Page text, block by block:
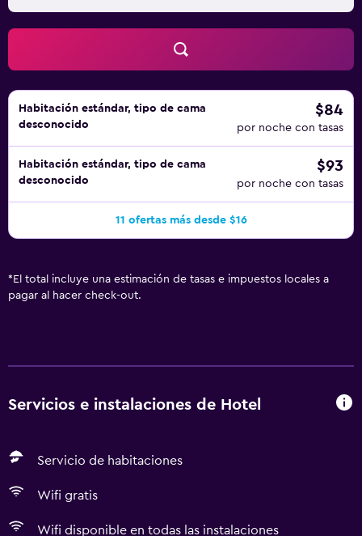
Habitación estándar, tipo de cama
desconocido
$84
por noche con tasas
Habitación estándar, tipo de cama
desconocido
$93
por noche con tasas
11 ofertas más desde $16
* El total incluye una estimación de tasas e impuestos locales a
pagar al hacer check-out.
Servicios e instalaciones de Hotel
Servicio de habitaciones
Wifi gratis
Wifi disponible en todas las instalaciones